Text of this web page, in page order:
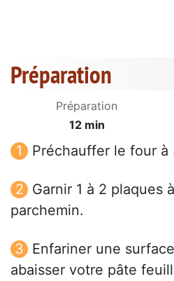
Préparation
Préparation
12 min
Préchauffer le four à
Garnir 1 à 2 plaques
parchemin.
Enfariner une
abaisser votre pâte